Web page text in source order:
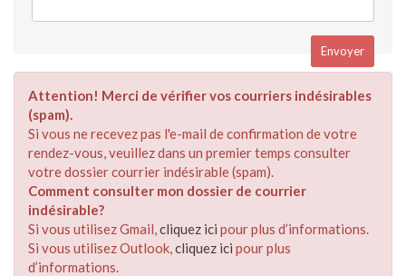
Attention! Merci de vérifier vos courriers indésirables
(spam).
Si vous ne recevez pas l'e-mail de confirmation de votre
rendez-vous, veuillez dans un premier temps consulter
votre dossier courrier indésirable (spam).
Comment consulter mon dossier de courrier
indésirable?
Si vous utilisez Gmail,cliquez ici pour plus d’informations.
Si vous utilisez Outlook,cliquez ici pour plus
d’informations.